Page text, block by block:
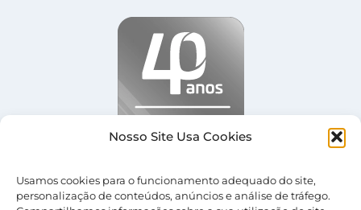
Nosso Site Usa Cookies
Usamos cookies para o funcionamento adequado do site,
personalização de conteúdos, anúncios e análise de tráfego.